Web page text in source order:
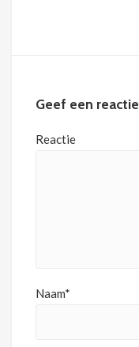
Geef een reactie
Reactie
Naam*